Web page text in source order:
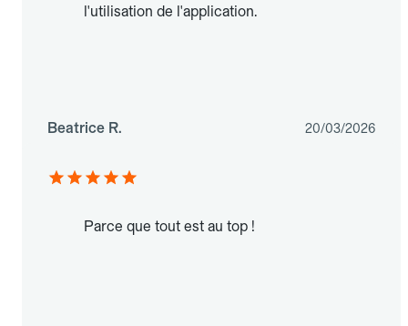
l'utilisation de l'application.
Beatrice R. 20/03/2026
Parce que tout est au top !